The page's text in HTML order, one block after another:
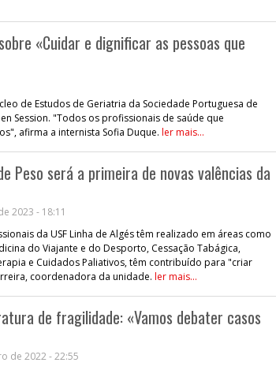
«Cuidar e dignificar as pessoas que
de Estudos de Geriatria da Sociedade Portuguesa de
Session. "Todos os profissionais de saúde que
afirma a internista Sofia Duque. ler mais...
Peso será a primeira de novas valências da
2023 - 18:11
da USF Linha de Algés têm realizado em áreas como
do Viajante e do Desporto, Cessação Tabágica,
e Cuidados Paliativos, têm contribuído para "criar
coordenadora da unidade. ler mais...
de fragilidade: «Vamos debater casos
de 2022 - 22:55